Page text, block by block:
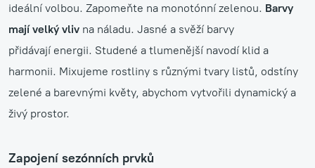
ideální volbou. Zapomeňte na monotónní zelenou. Barvy
mají velký vliv na náladu. Jasné a svěží barvy
přidávají energii. Studené a tlumenější navodí klid a
harmonii. Mixujeme rostliny s různými tvary listů, odstíny
zelené a barevnými květy, abychom vytvořili dynamický a
živý prostor.
Zapojení sezónních prvků